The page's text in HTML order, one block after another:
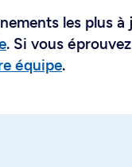
les plus
. Si vous
équipe.